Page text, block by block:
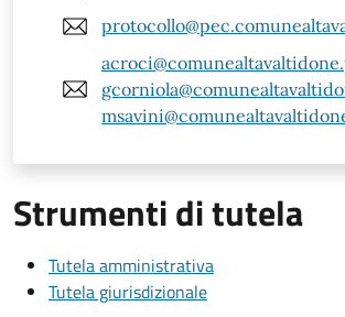
Strumenti di tutela
Tutela amministrativa
Tutela giurisdizionale